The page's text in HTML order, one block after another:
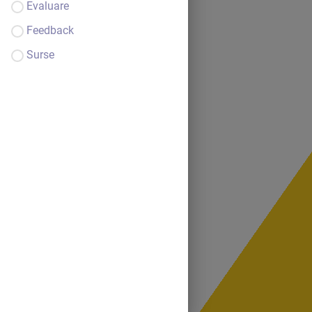
Evaluare
Feedback
Surse